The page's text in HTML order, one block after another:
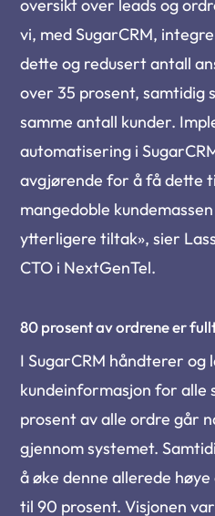
oversikt over leads og
vi, med SugarCRM,
dette og redusert antall
over 35 prosent, samtidig
samme antall kunder.
automatisering i
avgjørende for å få dette
mangedoble
ytterligere tiltak», sier
CTO i NextGenTel.
80 prosent av ordrene er
I SugarCRM håndterer og
kundeinformasjon for alle
prosent av alle ordre går
gjennom systemet.
å øke denne allerede
til 90 prosent. Visjonen